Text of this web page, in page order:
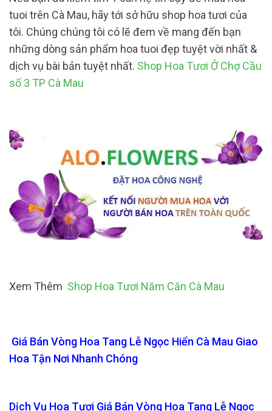
tuoi trên Cà Mau, hãy tới sở hữu shop hoa tươi của
tôi. Chúng chúng tôi có lẽ đem về mang đến bạn
những dòng sản phẩm hoa tuoi đẹp tuyệt vời nhất &
dịch vụ bài bản tuyệt nhất. Shop Hoa Tươi Ở Chợ Cầu
số 3 TP Cà Mau
Xem Thêm Shop Hoa Tươi Năm Căn Cà Mau
Giá Bán Vòng Hoa Tang Lễ Ngọc Hiển Cà Mau Giao
Hoa Tận Nơi Nhanh Chóng
Dịch Vụ Hoa Tươi Giá Bán Vòng Hoa Tang Lễ Ngọc